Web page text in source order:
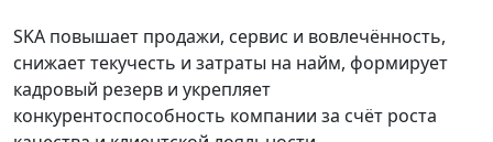
SKA повышает продажи, сервис и вовлечённость,
снижает текучесть и затраты на найм, формирует
кадровый резерв и укрепляет
конкурентоспособность компании за счёт роста